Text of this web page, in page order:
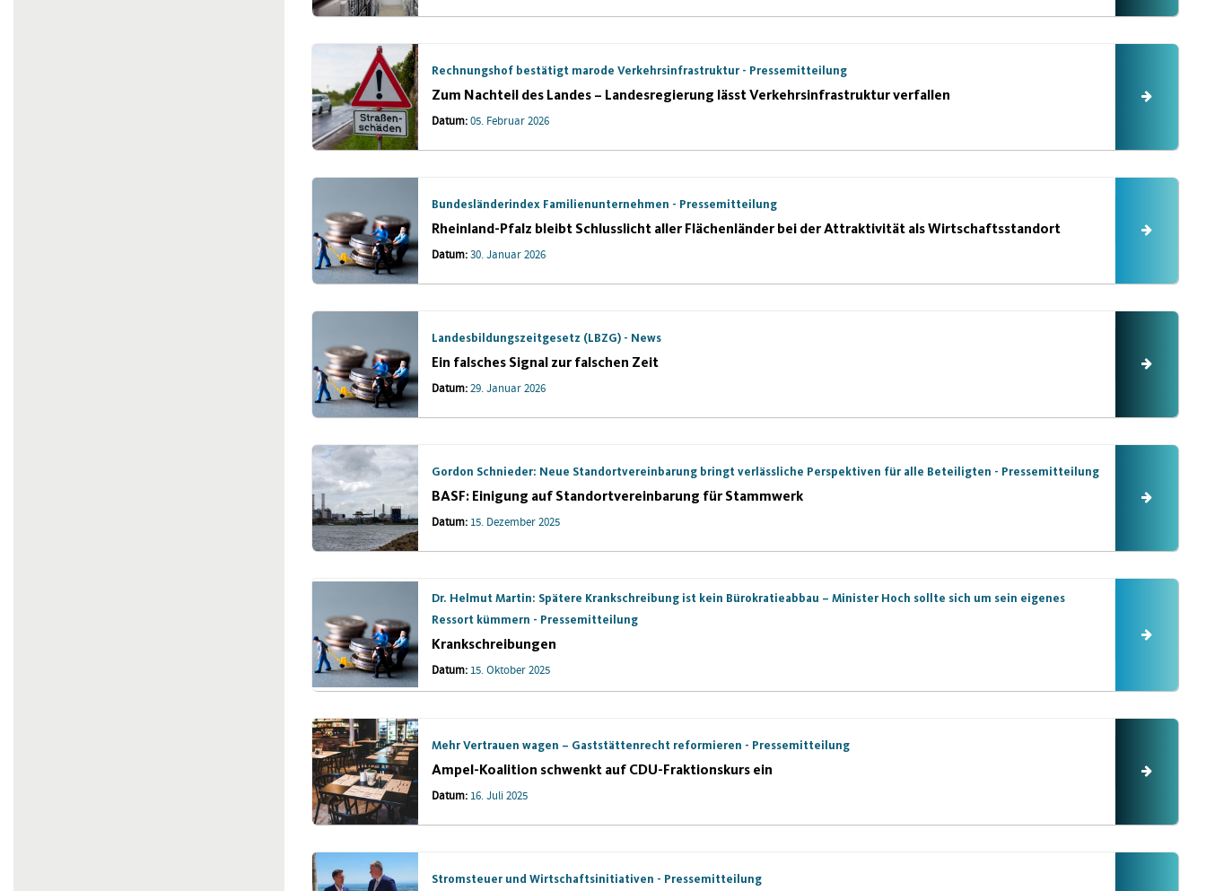
Rechnungshof bestätigt marode Verkehrsinfrastruktur - Pressemitteilung
Zum Nachteil des Landes – Landesregierung lässt Verkehrsinfrastruktur verfallen
Datum:05. Februar 2026
Bundesländerindex Familienunternehmen - Pressemitteilung
Rheinland-Pfalz bleibt Schlusslicht aller Flächenländer bei der Attraktivität als Wirtschaftsstandort
Datum:30. Januar 2026
Landesbildungszeitgesetz (LBZG) - News
Ein falsches Signal zur falschen Zeit
Datum:29. Januar 2026
Gordon Schnieder: Neue Standortvereinbarung bringt verlässliche Perspektiven für alle Beteiligten - Pressemitteilung
BASF: Einigung auf Standortvereinbarung für Stammwerk
Datum: 15. Dezember 2025
Dr. Helmut Martin: Spätere Krankschreibung ist kein Bürokratieabbau – Minister Hoch sollte sich um sein eigenes
Ressort kümmern - Pressemitteilung
Krankschreibungen
Datum: 15. Oktober 2025
Mehr Vertrauen wagen – Gaststättenrecht reformieren - Pressemitteilung
Ampel-Koalition schwenkt auf CDU-Fraktionskurs ein
Datum: 16. Juli 2025
Stromsteuer und Wirtschaftsinitiativen - Pressemitteilung